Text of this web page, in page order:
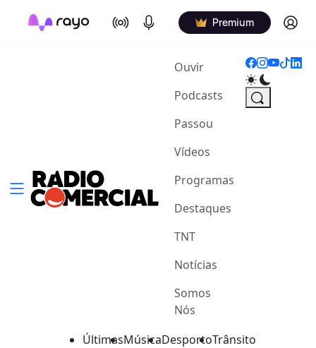
On Air Podcasts Premium Log in
Ouvir(current)
Podcasts
Passou
Vídeos
Programas
Destaques
TNT
Notícias
Somos
Nós
ÚltimasMúsicaDesportoTrânsito